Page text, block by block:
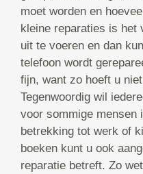
moet worden en
kleine reparaties is het
uit te voeren en dan
telefoon wordt
fijn, want zo hoeft u
Tegenwoordig wil
voor sommige mensen
betrekking tot werk of
boeken kunt u ook
reparatie betreft. Zo